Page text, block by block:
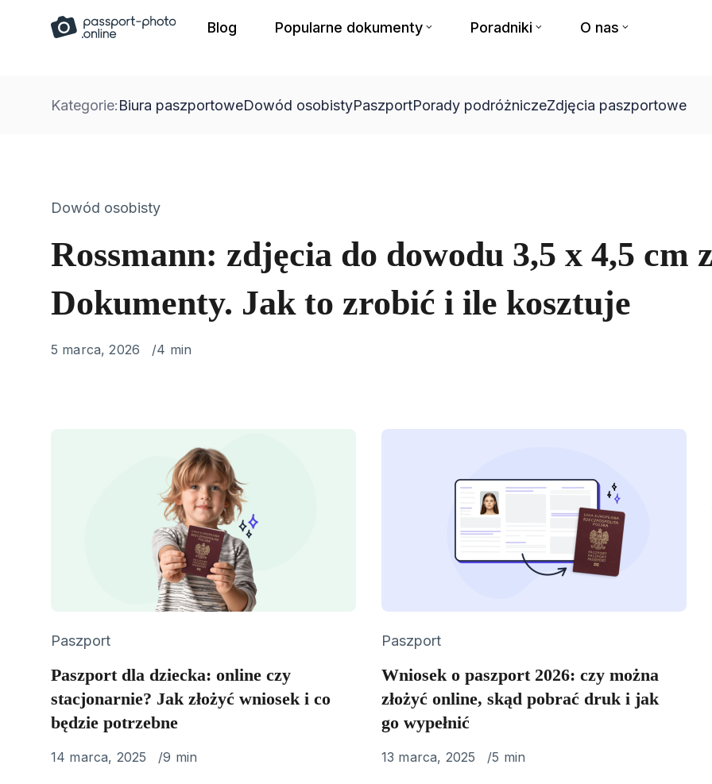
Blog Popularne dokumenty Poradniki O nas
Kategorie:Biura paszportoweDowód osobistyPaszportPorady podróżniczeZdjęcia paszportowe
Category
Dowód osobisty
Rossmann: zdjęcia do dowodu 3,5 x 4,5 cm
Dokumenty. Jak to zrobić i ile kosztuje
Published
5 marca, 2026 4 min
Category
Paszport
Paszport dla dziecka: online czy
stacjonarnie? Jak złożyć wniosek i co
będzie potrzebne
Published
14 marca, 2025 9 min
Category
Paszport
Wniosek o paszport 2026: czy można
złożyć online, skąd pobrać druk i jak
go wypełnić
Published
13 marca, 2025 5 min